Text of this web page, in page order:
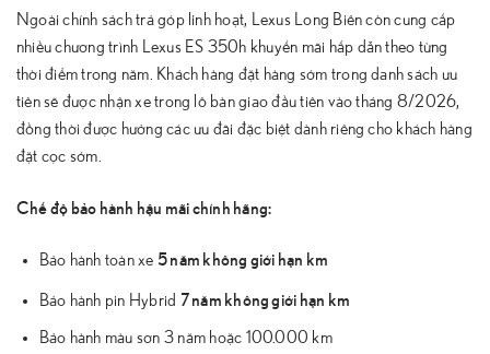
Ngoài chính sách trả góp linh hoạt, Lexus Long Biên còn cung cấp
nhiều chương trình Lexus ES 350h khuyến mãi hấp dẫn theo từng
thời điểm trong năm. Khách hàng đặt hàng sớm trong danh sách ưu
tiên sẽ được nhận xe trong lô bàn giao đầu tiên vào tháng 8/2026,
đồng thời được hưởng các ưu đãi đặc biệt dành riêng cho khách hàng
đặt cọc sớm.
Chế độ bảo hành hậu mãi chính hãng:
Bảo hành toàn xe 5 năm không giới hạn km
Bảo hành pin Hybrid 7 năm không giới hạn km
Bảo hành màu sơn 3 năm hoặc 100.000 km